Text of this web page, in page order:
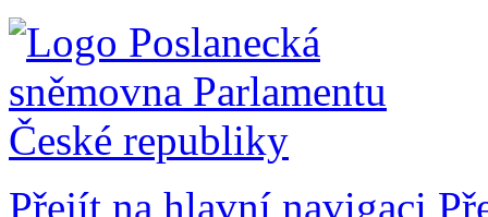
Přejít na hlavní navigaci